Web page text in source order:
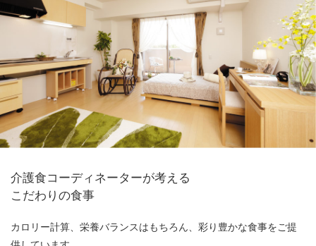
介護食コーディネーターが考える
こだわりの食事
カロリー計算、栄養バランスはもちろん、彩り豊かな食事をご提